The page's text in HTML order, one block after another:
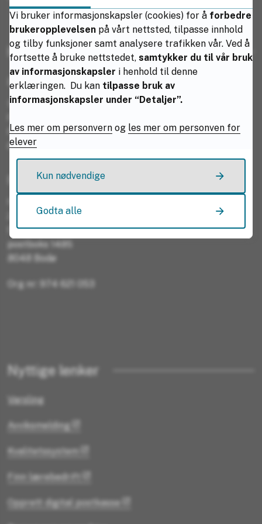
Kontakt oss
Postadresse:
Sortland videregående skole
Fylkeshuset
8048 Bodø
Fakturaadresse
213 Sortland vgs
Fakturamottak
postboks 1485
8048 Bodø
Org nr: 974 621 053
Nyttige lenker
Varsling
Avviksmelding
Kvalitetssystem
Finn lærebedrift
Opprett digital postkasse
Vi bruker informasjonskapsler (cookies) for å forbedre
brukeropplevelsen på vårt nettsted, tilpasse innhold
og tilby funksjoner samt analysere trafikken vår. Ved å
fortsette å bruke nettstedet, samtykker du til vår bruk
av informasjonskapsler i henhold til denne
erklæringen. Du kan tilpasse bruk av
informasjonskapsler under “Detaljer”.
Les mer om personvern og les mer om personven for
elever
Kun nødvendige
Godta alle